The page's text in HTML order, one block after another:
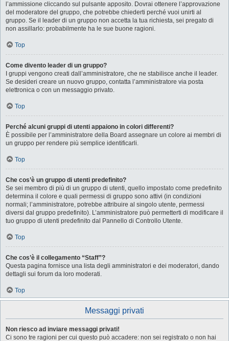
l’ammissione cliccando sul pulsante apposito. Dovrai ottenere l’approvazione
del moderatore del gruppo, che potrebbe chiederti perché vuoi unirti al
gruppo. Se il leader di un gruppo non accetta la tua richiesta, sei pregato di
non assillarlo: probabilmente ha le sue buone ragioni.
Top
Come divento leader di un gruppo?
I gruppi vengono creati dall’amministratore, che ne stabilisce anche il leader.
Se desideri creare un nuovo gruppo, contatta l’amministratore via posta
elettronica o con un messaggio privato.
Top
Perché alcuni gruppi di utenti appaiono in colori differenti?
È possibile per l’amministratore della Board assegnare un colore ai membri di
un gruppo per rendere più semplice identificarli.
Top
Che cos’è un gruppo di utenti predefinito?
Se sei membro di più di un gruppo di utenti, quello impostato come predefinito
determina il colore e quali permessi di gruppo sono attivi (in condizioni
normali; l’amministratore, potrebbe attribuire al singolo utente, permessi
diversi dal gruppo predefinito). L’amministratore può permetterti di modificare il
tuo gruppo di utenti predefinito dal Pannello di Controllo Utente.
Top
Che cos’è il collegamento “Staff”?
Questa pagina fornisce una lista degli amministratori e dei moderatori, dando
dettagli sui forum da loro moderati.
Top
Messaggi privati
Non riesco ad inviare messaggi privati!
Ci sono tre ragioni per cui questo può accadere: non sei registrato o non hai